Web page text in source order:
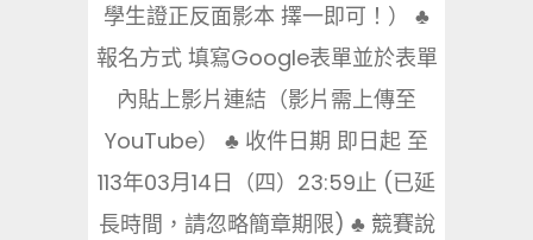
學生證正反面影本 擇一即可！） ♣
報名方式 填寫Google表單並於表單
內貼上影片連結（影片需上傳至
YouTube） ♣ 收件日期 即日起 至
113年03月14日（四）23:59止 (已延
長時間，請忽略簡章期限) ♣ 競賽說